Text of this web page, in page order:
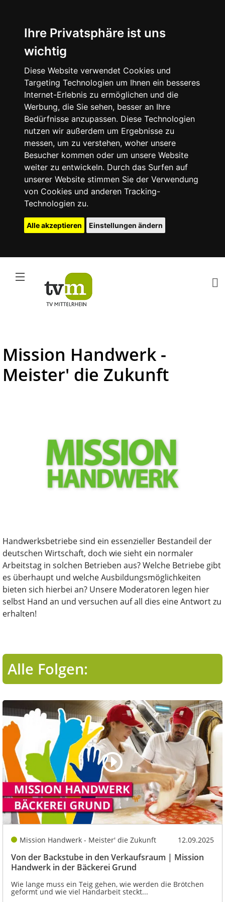
Ihre Privatsphäre ist uns
wichtig
Diese Website verwendet Cookies und
Targeting Technologien um Ihnen ein besseres
Internet-Erlebnis zu ermöglichen und die
Werbung, die Sie sehen, besser an Ihre
Bedürfnisse anzupassen. Diese Technologien
nutzen wir außerdem um Ergebnisse zu
messen, um zu verstehen, woher unsere
Besucher kommen oder um unsere Website
weiter zu entwickeln. Durch das Surfen auf
unserer Website stimmen Sie der Verwendung
von Cookies und anderen Tracking-
Technologien zu.
Alle akzeptieren Einstellungen ändern
Mission Handwerk -
Meister' die Zukunft
Handwerksbetriebe sind ein essenzieller Bestandeil der
deutschen Wirtschaft, doch wie sieht ein normaler
Arbeitstag in solchen Betrieben aus? Welche Betriebe gibt
es überhaupt und welche Ausbildungsmöglichkeiten
bieten sich hierbei an? Unsere Moderatoren legen hier
selbst Hand an und versuchen auf all dies eine Antwort zu
erhalten!
Alle Folgen:
Mission Handwerk - Meister' die Zukunft 12.09.2025
Von der Backstube in den Verkaufsraum | Mission
Handwerk in der Bäckerei Grund
Wie lange muss ein Teig gehen, wie werden die Brötchen
geformt und wie viel Handarbeit steckt...